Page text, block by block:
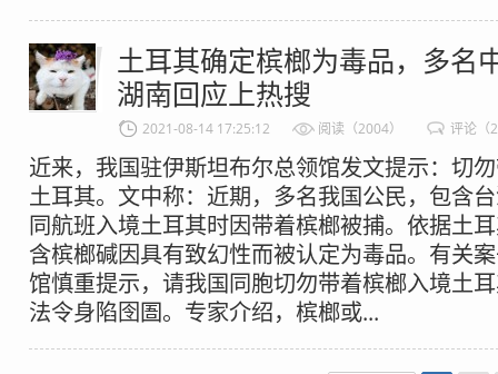
土耳其确定槟榔为毒品，多名
湖南回应上热搜
2021-08-14 17:25:12 阅读（2004） 评论（
近来，我国驻伊斯坦布尔总领馆发文提示：切
土耳其。文中称：近期，多名我国公民，包含
同航班入境土耳其时因带着槟榔被捕。依据土
含槟榔碱因具有致幻性而被认定为毒品。有关
馆慎重提示，请我国同胞切勿带着槟榔入境土
法令身陷囹圄。专家介绍，槟榔或...